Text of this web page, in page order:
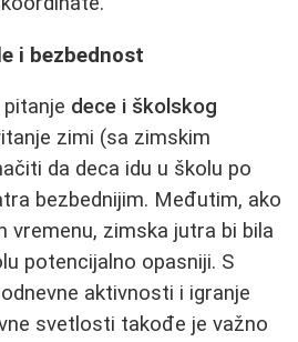
i bezbednost
dece i školskog
zimi (sa zimskim
da deca idu u školu po
bezbednijim. Međutim, ako
vremenu, zimska jutra bi bila
potencijalno opasniji. S
aktivnosti i igranje
svetlosti takođe je važno